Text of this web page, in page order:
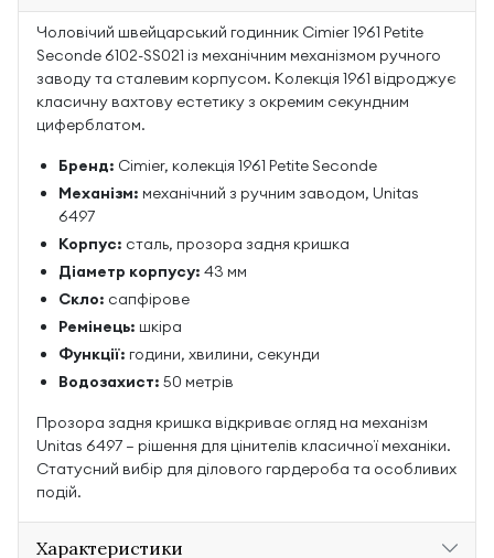
Чоловічий швейцарський годинник Cimier 1961 Petite
Seconde 6102-SS021 із механічним механізмом ручного
заводу та сталевим корпусом. Колекція 1961 відроджує
класичну вахтову естетику з окремим секундним
циферблатом.
Бренд: Cimier, колекція 1961 Petite Seconde
Механізм: механічний з ручним заводом, Unitas
6497
Корпус: сталь, прозора задня кришка
Діаметр корпусу: 43 мм
Скло: сапфірове
Ремінець: шкіра
Функції: години, хвилини, секунди
Водозахист: 50 метрів
Прозора задня кришка відкриває огляд на механізм
Unitas 6497 — рішення для цінителів класичної механіки.
Статусний вибір для ділового гардероба та особливих
подій.
Характеристики